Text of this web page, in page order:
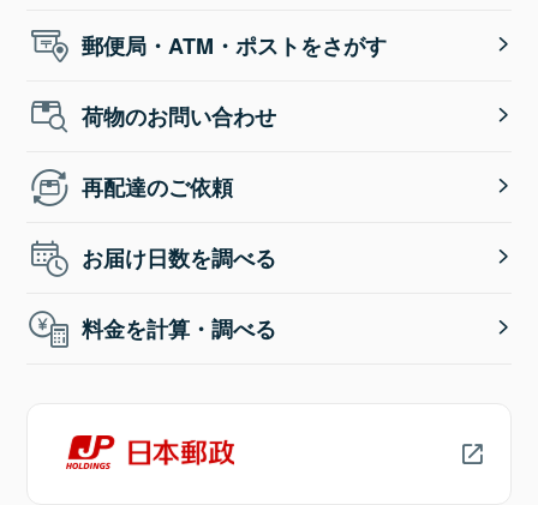
郵便局・ATM・ポストをさがす
荷物のお問い合わせ
再配達のご依頼
お届け日数を調べる
料金を計算・調べる